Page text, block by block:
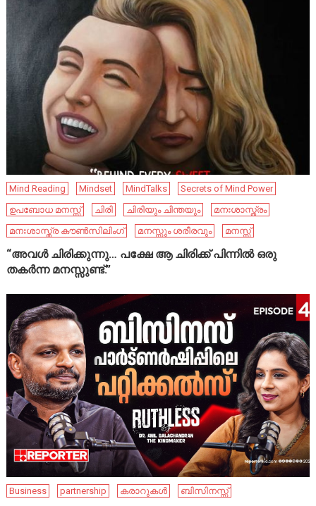
Mind Reading Mindset MindTalks
Secrets of Mind Power
ഉപബോധ മനസ്സ്
ചിരി ചിരിയും ചിന്തയും
മനഃശാസ്ത്രം
മനഃശാസ്ത്ര കൗൺസിലിംഗ്
മനസ്സും ശരീരവും മനസ്സ്
“അവൾ ചിരിക്കുന്നു… പക്ഷേ ആ ചിരിക്ക് പിന്നിൽ ഒരു
തകർന്ന മനസ്സുണ്ട്.”
Business partnership കരാറുകൾ ബിസിനസ്സ്